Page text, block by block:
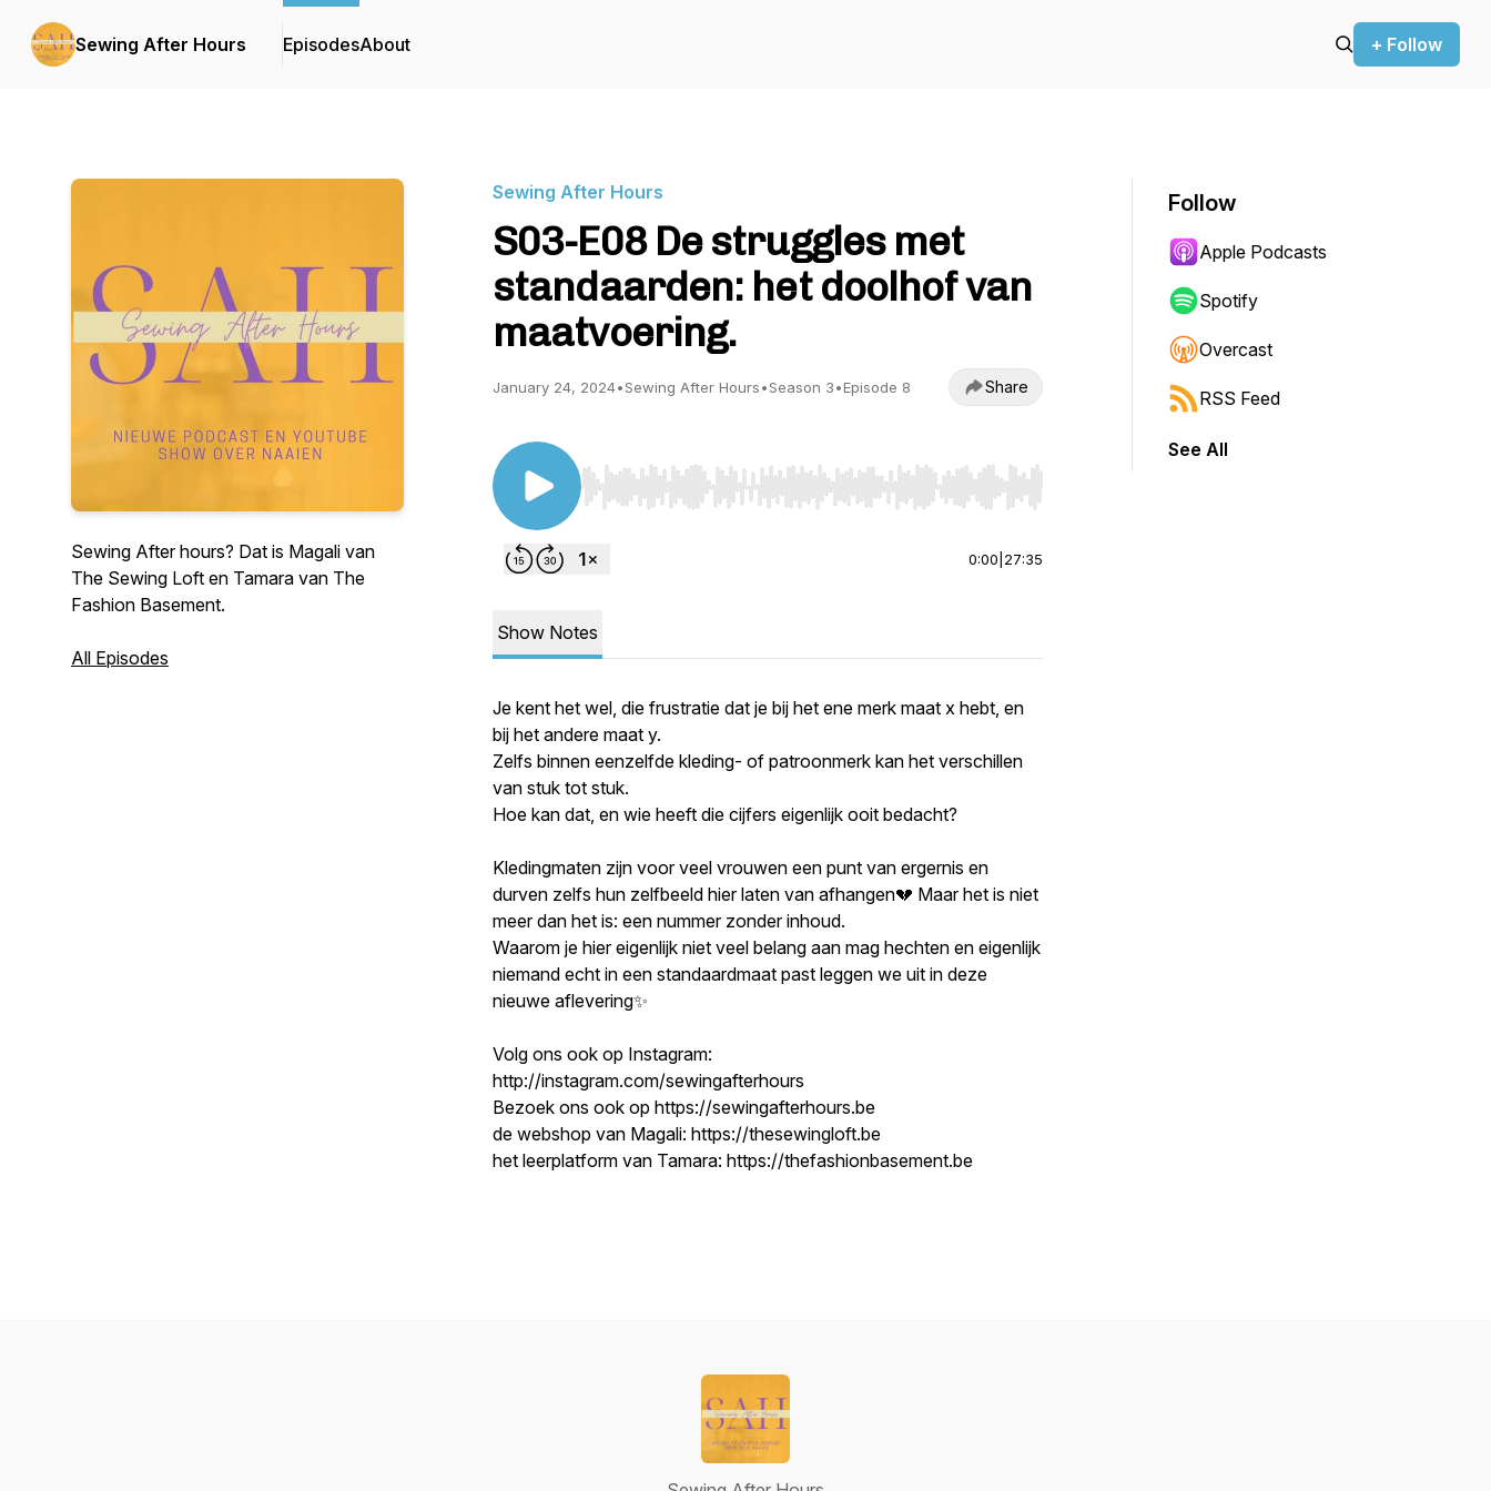
Sewing After Hours EpisodesAbout + Follow
Sewing After hours? Dat is Magali van
The Sewing Loft en Tamara van The
Fashion Basement.
All Episodes
Sewing After Hours
S03-E08 De struggles met
standaarden: het doolhof van
maatvoering.
January 24, 2024•Sewing After Hours•Season 3•Episode 8 Share
Use Left/Right to seek, Home/End to jump to start or end. Hold shift to jump forward or backward.
0:00 27:35
Show Notes
Je kent het wel, die frustratie dat je bij het ene merk maat x hebt, en
bij het andere maat y.
Zelfs binnen eenzelfde kleding- of patroonmerk kan het verschillen
van stuk tot stuk.
Hoe kan dat, en wie heeft die cijfers eigenlijk ooit bedacht?
Kledingmaten zijn voor veel vrouwen een punt van ergernis en
durven zelfs hun zelfbeeld hier laten van afhangen💔 Maar het is niet
meer dan het is: een nummer zonder inhoud.
Waarom je hier eigenlijk niet veel belang aan mag hechten en eigenlijk
niemand echt in een standaardmaat past leggen we uit in deze
nieuwe aflevering✨
Volg ons ook op Instagram:
http://instagram.com/sewingafterhours
Bezoek ons ook op https://sewingafterhours.be
de webshop van Magali: https://thesewingloft.be
het leerplatform van Tamara: https://thefashionbasement.be
Follow
Apple Podcasts
Spotify
Overcast
RSS Feed
See All